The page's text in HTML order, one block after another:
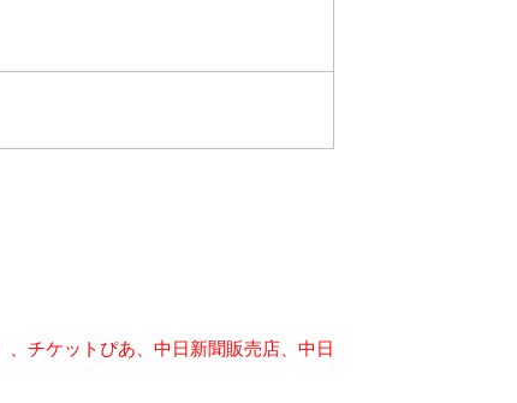
チケットぴあ、中日新聞販売店、中日